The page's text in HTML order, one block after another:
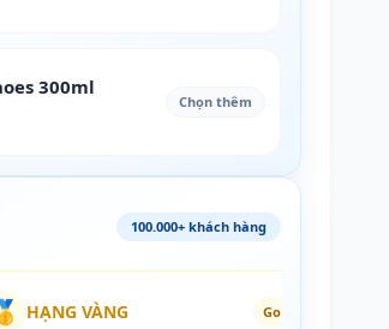
300ml
Chọn thêm
100.000+ khách hàng
HẠNG VÀNG Gold